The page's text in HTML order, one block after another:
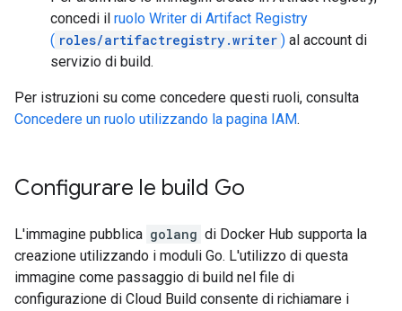
concedi il ruolo Writer di Artifact Registry
( roles/artifactregistry.writer ) al account di
servizio di build.
Per istruzioni su come concedere questi ruoli, consulta
Concedere un ruolo utilizzando la pagina IAM.
Configurare le build Go
L'immagine pubblica golang di Docker Hub supporta la
creazione utilizzando i moduli Go. L'utilizzo di questa
immagine come passaggio di build nel file di
configurazione di Cloud Build consente di richiamare i